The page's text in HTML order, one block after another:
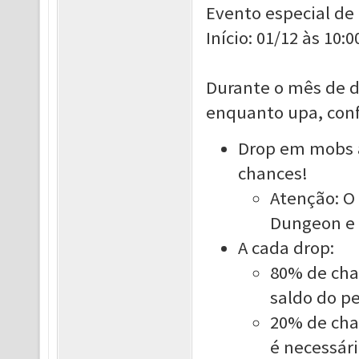
Evento especial
Início: 01/12 às
Durante o mês de
enquanto upa,
Drop em
chances!
Atenção:
Dungeon
A cada drop:
80% de
saldo do
20% de
é